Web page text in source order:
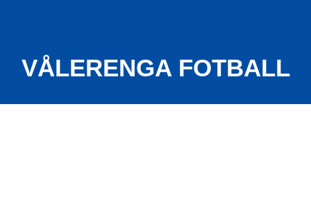
VÅLERENGA FOTBALL